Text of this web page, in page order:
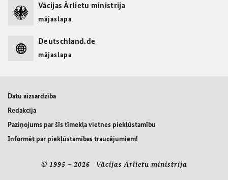
Vācijas Ārlietu ministrija
mājaslapa
Deutschland.de
mājaslapa
Datu aizsardzība
Redakcija
Paziņojums par šīs tīmekļa vietnes piekļūstamību
Informēt par piekļūstamības traucējumiem!
© 1995 – 2026 Vācijas Ārlietu ministrija